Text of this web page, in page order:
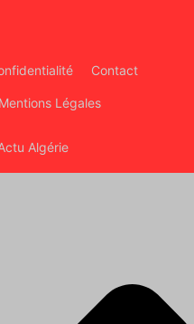
Contact
Mentions Légales
Algérie